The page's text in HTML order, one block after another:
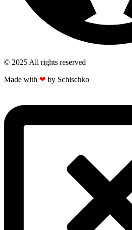
© 2025 All rights reserved​
Made with ❤ by Schischko